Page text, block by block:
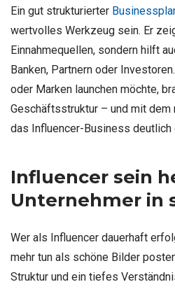
Ein gut strukturierter
wertvolles Werkzeug sein. Er
Einnahmequellen, sondern hilft
Banken, Partnern oder
oder Marken launchen möchte,
Geschäftsstruktur – und mit
das Influencer-Business
Influencer sein
Unternehmer in
Wer als Influencer dauerhaft
mehr tun als schöne Bilder
Struktur und ein tiefes